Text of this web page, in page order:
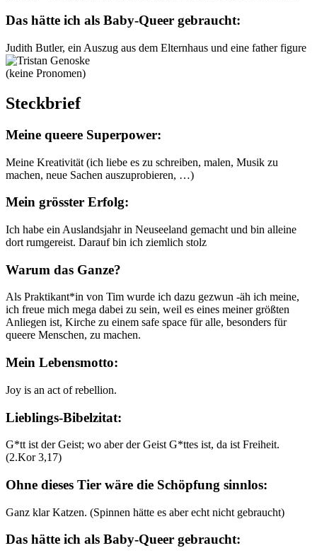
Das hätte ich als Baby-Queer gebraucht:
Judith Butler, ein Auszug aus dem Elternhaus und eine father figure
(keine Pronomen)
Steckbrief
Meine queere Superpower:
Meine Kreativität (ich liebe es zu schreiben, malen, Musik zu
machen, neue Sachen auszuprobieren, …)
Mein grösster Erfolg:
Ich habe ein Auslandsjahr in Neuseeland gemacht und bin alleine
dort rumgereist. Darauf bin ich ziemlich stolz
Warum das Ganze?
Als Praktikant*in von Tim wurde ich dazu gezwun -äh ich meine,
ich freue mich mega dabei zu sein, weil es eines meiner größten
Anliegen ist, Kirche zu einem safe space für alle, besonders für
queere Menschen, zu machen.
Mein Lebensmotto:
Joy is an act of rebellion.
Lieblings-Bibelzitat:
G*tt ist der Geist; wo aber der Geist G*ttes ist, da ist Freiheit.
(2.Kor 3,17)
Ohne dieses Tier wäre die Schöpfung sinnlos:
Ganz klar Katzen. (Spinnen hätte es aber echt nicht gebraucht)
Das hätte ich als Baby-Queer gebraucht: